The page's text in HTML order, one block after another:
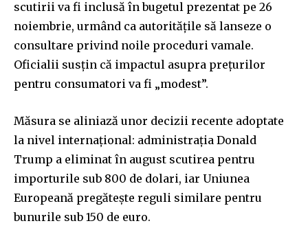
scutirii va fi inclusă în bugetul prezentat pe 26
noiembrie, urmând ca autoritățile să lanseze o
consultare privind noile proceduri vamale.
Oficialii susțin că impactul asupra prețurilor
pentru consumatori va fi „modest”.
Măsura se aliniază unor decizii recente adoptate
la nivel internațional: administrația Donald
Trump a eliminat în august scutirea pentru
importurile sub 800 de dolari, iar Uniunea
Europeană pregătește reguli similare pentru
bunurile sub 150 de euro.